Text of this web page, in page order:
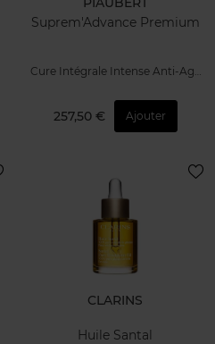
Suprem'Advance Premium
Cure Intégrale Intense Anti-Age
257,50 € Ajouter
CLARINS
Huile Santal